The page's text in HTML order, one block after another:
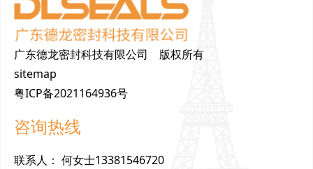
广东德龙密封科技有限公司 版权所有
sitemap
粤ICP备2021164936号
咨询热线
联系人 ： 何女士13381546720